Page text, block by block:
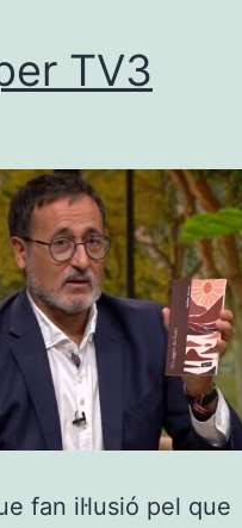
TV3
fan il·lusió pel que